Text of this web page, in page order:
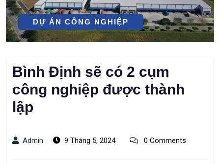
DỰ ÁN CÔNG NGHIỆP
Bình Định sẽ có 2 cụm
công nghiệp được thành
lập
Admin 9 Tháng 5, 2024 0 Comments